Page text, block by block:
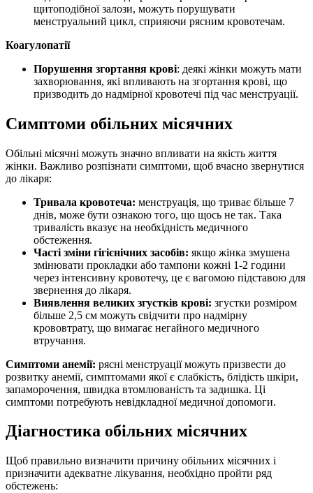
щитоподібної залози, можуть порушувати
менструальний цикл, сприяючи рясним кровотечам.
Коагулопатії
Порушення згортання крові: деякі жінки можуть мати
захворювання, які впливають на згортання крові, що
призводить до надмірної кровотечі під час менструації.
Симптоми обільних місячних
Обільні місячні можуть значно впливати на якість життя
жінки. Важливо розпізнати симптоми, щоб вчасно звернутися
до лікаря:
Тривала кровотеча: менструація, що триває більше 7
днів, може бути ознакою того, що щось не так. Така
тривалість вказує на необхідність медичного
обстеження.
Часті зміни гігієнічних засобів: якщо жінка змушена
змінювати прокладки або тампони кожні 1-2 години
через інтенсивну кровотечу, це є вагомою підставою для
звернення до лікаря.
Виявлення великих згустків крові: згустки розміром
більше 2,5 см можуть свідчити про надмірну
крововтрату, що вимагає негайного медичного
втручання.
Симптоми анемії: рясні менструації можуть призвести до
розвитку анемії, симптомами якої є слабкість, блідість шкіри,
запаморочення, швидка втомлюваність та задишка. Ці
симптоми потребують невідкладної медичної допомоги.
Діагностика обільних місячних
Щоб правильно визначити причину обільних місячних і
призначити адекватне лікування, необхідно пройти ряд
обстежень: